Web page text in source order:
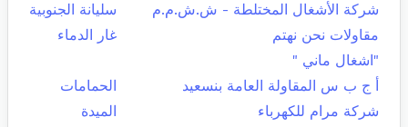
شركة الأشغال المختلطة - ش.ش.م.م
سليانة الجنوبية
مقاولات نحن نهتم
غار الدماء
"اشغال ماني "
أ ج ب س المقاولة العامة بنسعيد
الحمامات
شركة مرام للكهرباء
الميدة